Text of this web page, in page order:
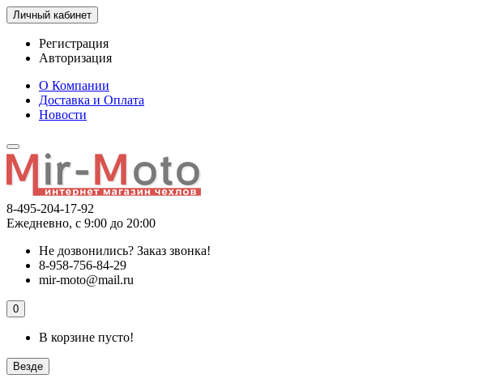
Личный кабинет
Регистрация
Авторизация
О Компании
Доставка и Оплата
Новости
8-495-204-17-92
Ежедневно, с 9:00 до 20:00
Не дозвонились? Заказ звонка!
8-958-756-84-29
mir-moto@mail.ru
0
В корзине пусто!
Везде